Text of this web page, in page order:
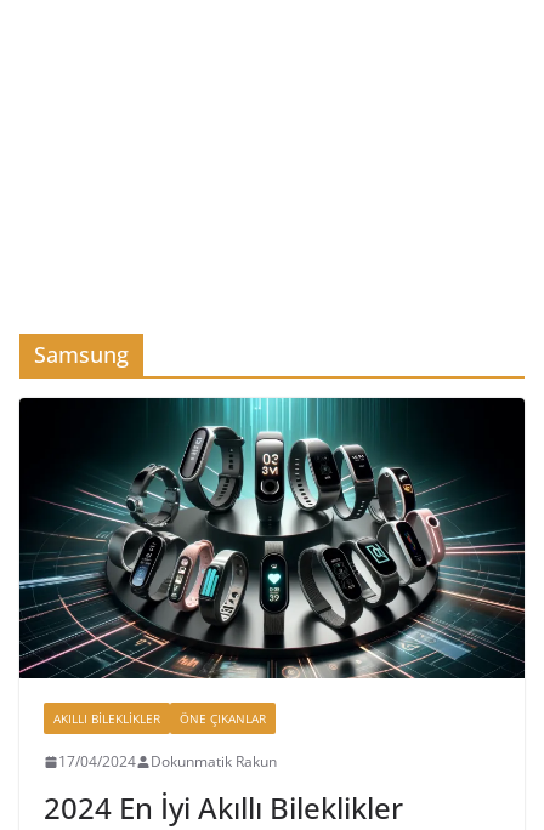
Samsung
AKILLI BILEKLIKLER ÖNE ÇIKANLAR
17/04/2024 Dokunmatik Rakun
2024 En İyi Akıllı Bileklikler